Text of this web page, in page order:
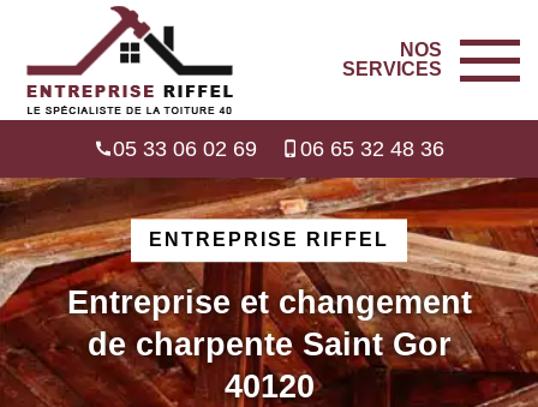
NOS
SERVICES
05 33 06 02 69 06 65 32 48 36
ENTREPRISE RIFFEL
Entreprise et changement
de charpente Saint Gor
40120